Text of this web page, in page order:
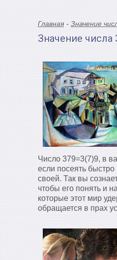
Главная Значение
Значение числа
Число 379=3(7)9, в
если посеять быстро
своей. Так вы
чтобы его понять и
которые этот мир
обращается в прах